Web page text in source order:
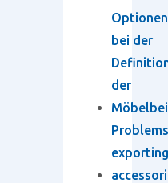
Optionen
bei der
der
Problems
exporting